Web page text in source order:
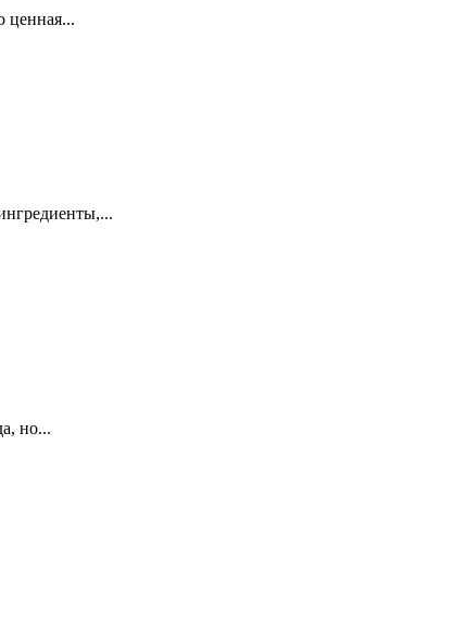
ценная...
но...